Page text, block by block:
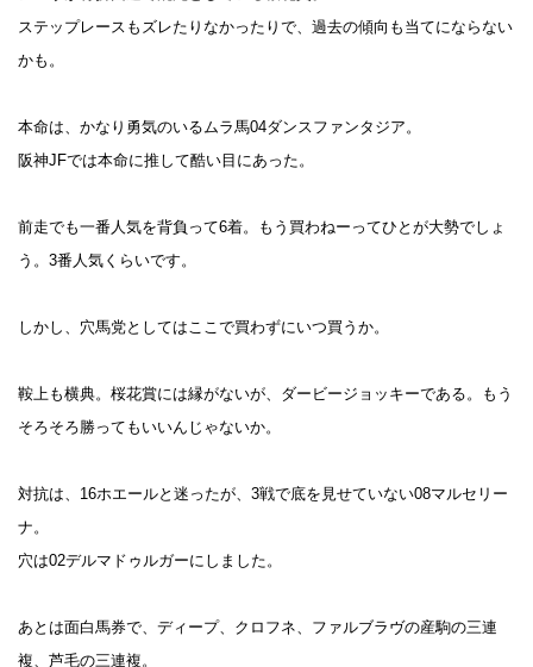
ステップレースもズレたりなかったりで、過去の傾向も当てにならない
かも。
本命は、かなり勇気のいるムラ馬04ダンスファンタジア。
阪神JFでは本命に推して酷い目にあった。
前走でも一番人気を背負って6着。もう買わねーってひとが大勢でしょ
う。 3番人気くらいです。
しかし、穴馬党としてはここで買わずにいつ買うか。
鞍上も横典。桜花賞には縁がないが、ダービージョッキーである。もう
そろそろ勝ってもいいんじゃないか。
対抗は、 16ホエールと迷ったが、 3戦で底を見せていない08マルセリー
ナ。
穴は02デルマドゥルガーにしました。
あとは面白馬券で、ディープ、クロフネ、ファルブラヴの産駒の三連
複、芦毛の三連複。